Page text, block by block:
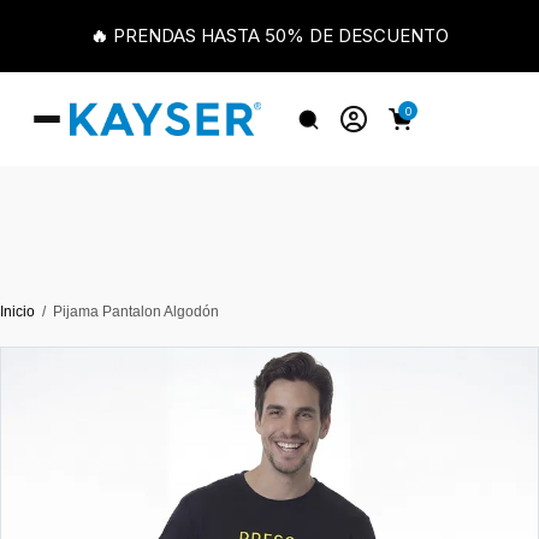
🔥 PRENDAS HASTA 50% DE DESCUENTO
0
Inicio Pijama Pantalon Algodón